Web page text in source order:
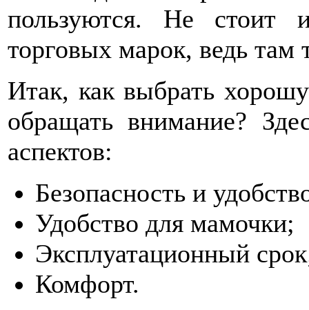
пользуются. Не стоит
торговых марок, ведь
Итак, как выбрать
обращать внимание?
аспектов:
Безопасность и
Удобство для мамочки;
Эксплуатационный
Комфорт.